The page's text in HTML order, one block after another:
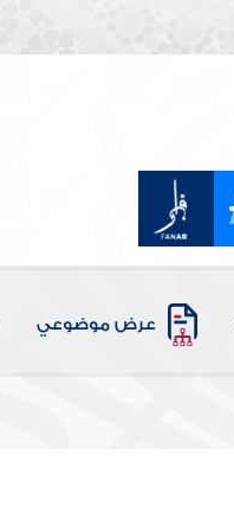
عرض موضوعي